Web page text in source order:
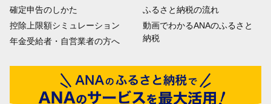
確定申告のしかた
控除上限額シミュレーション
年金受給者・自営業者の方へ
ふるさと納税の流れ
動画でわかるANAのふるさと
納税